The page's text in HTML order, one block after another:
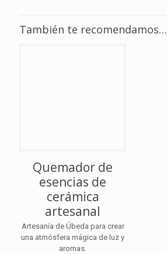
También te recomendamos…
Quemador de
esencias de
cerámica
artesanal
Artesanía de Úbeda para crear
una atmósfera mágica de luz y
aromas.